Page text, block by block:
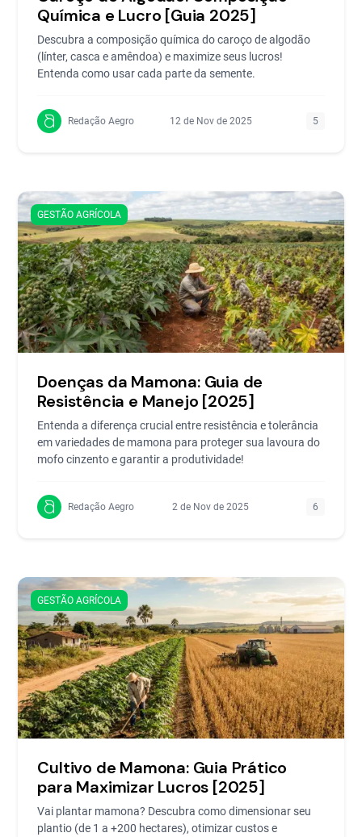
Química e Lucro [Guia 2025]
Descubra a composição química do caroço de algodão
(línter, casca e amêndoa) e maximize seus lucros!
Entenda como usar cada parte da semente.
Redação Aegro 12 de Nov de 2025 5
GESTÃO AGRÍCOLA
Doenças da Mamona: Guia de
Resistência e Manejo [2025]
Entenda a diferença crucial entre resistência e tolerância
em variedades de mamona para proteger sua lavoura do
mofo cinzento e garantir a produtividade!
Redação Aegro 2 de Nov de 2025 6
GESTÃO AGRÍCOLA
Cultivo de Mamona: Guia Prático
para Maximizar Lucros [2025]
Vai plantar mamona? Descubra como dimensionar seu
plantio (de 1 a +200 hectares), otimizar custos e